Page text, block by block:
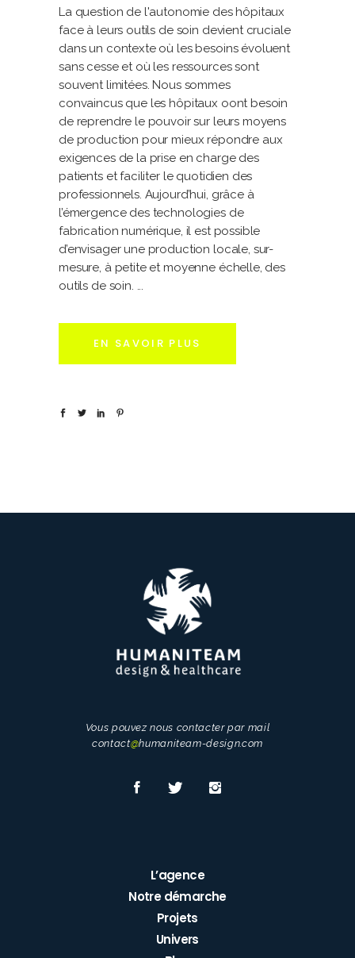
La question de l'autonomie des hôpitaux
face à leurs outils de soin devient cruciale
dans un contexte où les besoins évoluent
sans cesse et où les ressources sont
souvent limitées. Nous sommes
convaincus que les hôpitaux oont besoin
de reprendre le pouvoir sur leurs moyens
de production pour mieux répondre aux
exigences de la prise en charge des
patients et faciliter le quotidien des
professionnels. Aujourd’hui, grâce à
l’émergence des technologies de
fabrication numérique, il est possible
d’envisager une production locale, sur-
mesure, à petite et moyenne échelle, des
outils de soin.
EN SAVOIR PLUS
Vous pouvez nous contacter par mail
contact@humaniteam-design.com
L’agence
Notre démarche
Projets
Univers